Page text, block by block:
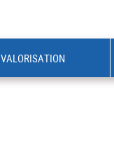
VALORISATION